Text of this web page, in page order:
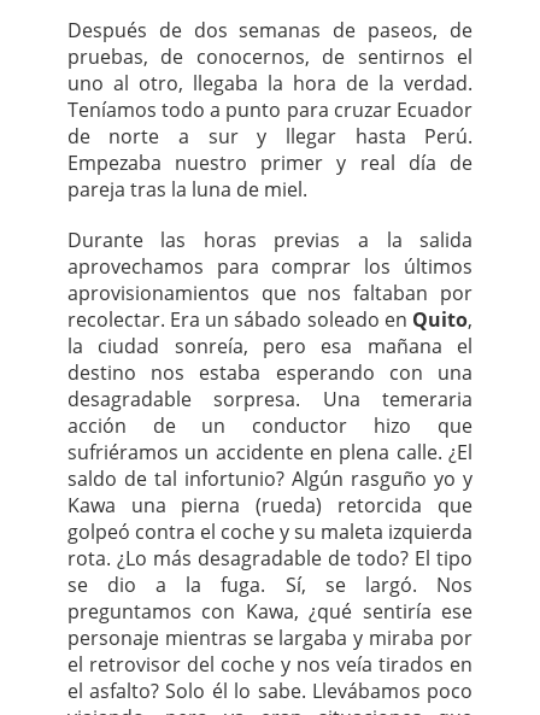
Después de dos semanas de paseos, de
pruebas, de conocernos, de sentirnos el
uno al otro, llegaba la hora de la verdad.
Teníamos todo a punto para cruzar Ecuador
de norte a sur y llegar hasta Perú.
Empezaba nuestro primer y real día de
pareja tras la luna de miel.
Durante las horas previas a la salida
aprovechamos para comprar los últimos
aprovisionamientos que nos faltaban por
recolectar. Era un sábado soleado en Quito,
la ciudad sonreía, pero esa mañana el
destino nos estaba esperando con una
desagradable sorpresa. Una temeraria
acción de un conductor hizo que
sufriéramos un accidente en plena calle. ¿El
saldo de tal infortunio? Algún rasguño yo y
Kawa una pierna (rueda) retorcida que
golpeó contra el coche y su maleta izquierda
rota. ¿Lo más desagradable de todo? El tipo
se dio a la fuga. Sí, se largó. Nos
preguntamos con Kawa, ¿qué sentiría ese
personaje mientras se largaba y miraba por
el retrovisor del coche y nos veía tirados en
el asfalto? Solo él lo sabe. Llevábamos poco